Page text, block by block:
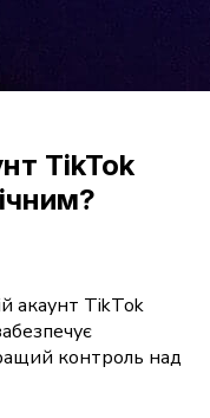
TikTok
акаунт TikTok
контроль над